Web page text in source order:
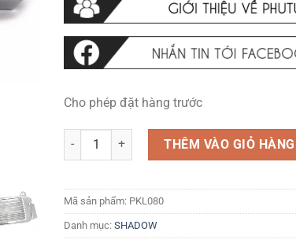
Cho phép đặt hàng trước
Che két nước SHADOW Shadu 400/750 số lượng
THÊM VÀO GIỎ HÀNG
Mã sản phẩm: PKL080
Danh mục:SHADOW